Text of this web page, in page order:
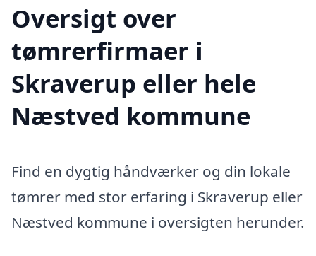
Oversigt over
tømrerfirmaer i
Skraverup eller hele
Næstved kommune
Find en dygtig håndværker og din lokale
tømrer med stor erfaring i Skraverup eller
Næstved kommune i oversigten herunder.